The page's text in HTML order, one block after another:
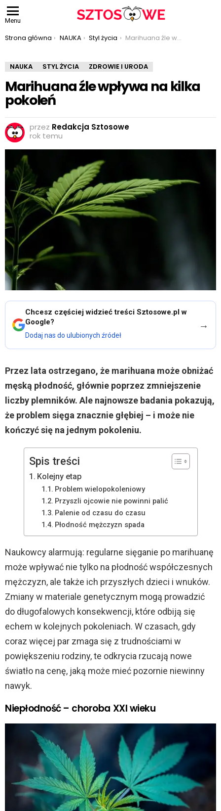
Menu
Jesteś tutaj:
Strona główna NAUKA Styl życia Marihuana źle wpływa na kilka pokoleń
NAUKA STYL ŻYCIA ZDROWIE I URODA
Marihuana źle wpływa na kilka
pokoleń
przez Redakcja Sztosowe
rok temu
Chcesz częściej widzieć treści Sztosowe.pl w
Google?
Dodaj nas do ulubionych źródeł
→
Przez lata ostrzegano, że marihuana może obniżać
męską płodność, głównie poprzez zmniejszenie
liczby plemników. Ale najnowsze badania pokazują,
że problem sięga znacznie głębiej – i może nie
kończyć się na jednym pokoleniu.
Spis treści
Kolejny etap
Problem wielopokoleniowy
Przyszli ojcowie nie powinni palić
Palenie od czasu do czasu
Płodność mężczyzn spada
Naukowcy alarmują: regularne sięganie po marihuanę
może wpływać nie tylko na płodność współczesnych
mężczyzn, ale także ich przyszłych dzieci i wnuków.
Zmiany w materiale genetycznym mogą prowadzić
do długofalowych konsekwencji, które odbiją się
echem w kolejnych pokoleniach. W czasach, gdy
coraz więcej par zmaga się z trudnościami w
powiększeniu rodziny, te odkrycia rzucają nowe
światło na cenę, jaką może mieć pozornie niewinny
nawyk.
Niepłodność – choroba XXI wieku